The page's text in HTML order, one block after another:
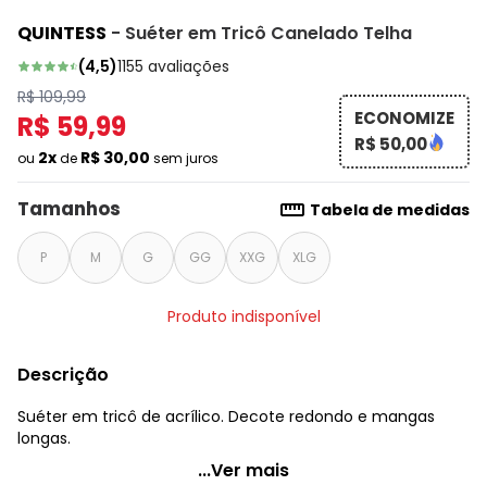
QUINTESS - Suéter em Tricô Canelado Telha
(4,5)1155 avaliações
R$ 109,99
R$ 59,99
ou 2xde R$ 30,00 sem juros
ECONOMIZE
R$ 50,00
Tamanhos Tabela de medidas
P M G GG XXG XLG
Produto indisponível
Descrição
Suéter em tricô de acrílico. Decote redondo e mangas
longas.
Quintess - Suéter em Tricô Canelado Telha
...Ver mais